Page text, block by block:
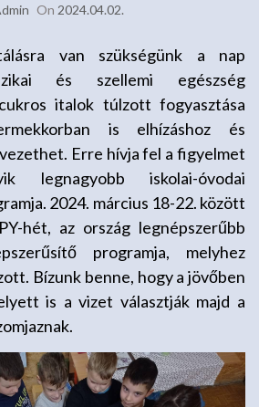
On 2024.04.02.
van szükségünk a nap
és szellemi egészség
italok túlzott fogyasztása
is elhízáshoz és
Erre hívja fel a figyelmet
legnagyobb iskolai-óvodai
2024. március 18-22. között
hét, az ország legnépszerűbb
programja, melyhez
Bízunk benne, hogy a jövőben
is a vizet választják majd a